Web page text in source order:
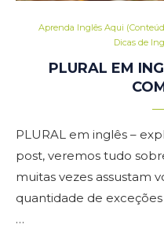
Aprenda Inglês Aqui
Dicas de
PLURAL EM
PLURAL em inglês –
post, veremos tudo
muitas vezes assustam
quantidade de
…